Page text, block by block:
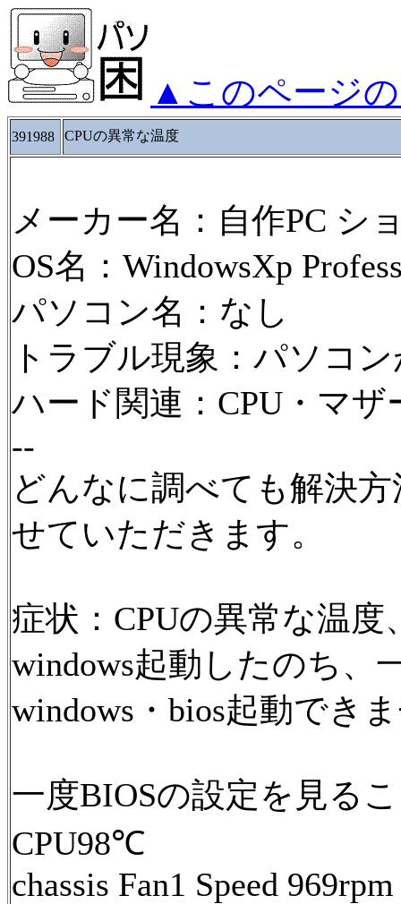
▲このページ
391988 CPUの異常な温度
メーカー名：自作PC シ
OS名：WindowsXp
パソコン名：なし
トラブル現象：パソコ
ハード関連：CPU・マザ
--
どんなに調べても解決
せていただきます。
症状：CPUの異常な温
windows起動したのち、
windows・bios起動でき
一度BIOSの設定を見る
CPU98℃
chassis Fan1 Speed 969rpm